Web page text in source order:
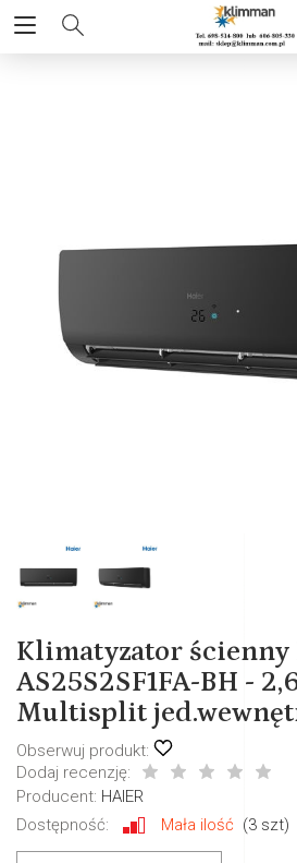
Klimatyzator
AS25S2SF1FA-BH -
Multisplit
Obserwuj produkt:
Dodaj recenzję:
Producent: HAIER
Dostępność:
Mała ilość (3 szt)